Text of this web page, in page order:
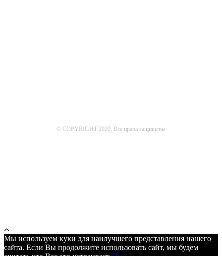
© COPYRIGHT 2020, Все права защищены
Мы используем куки для наилучшего представления нашего
сайта. Если Вы продолжите использовать сайт, мы будем